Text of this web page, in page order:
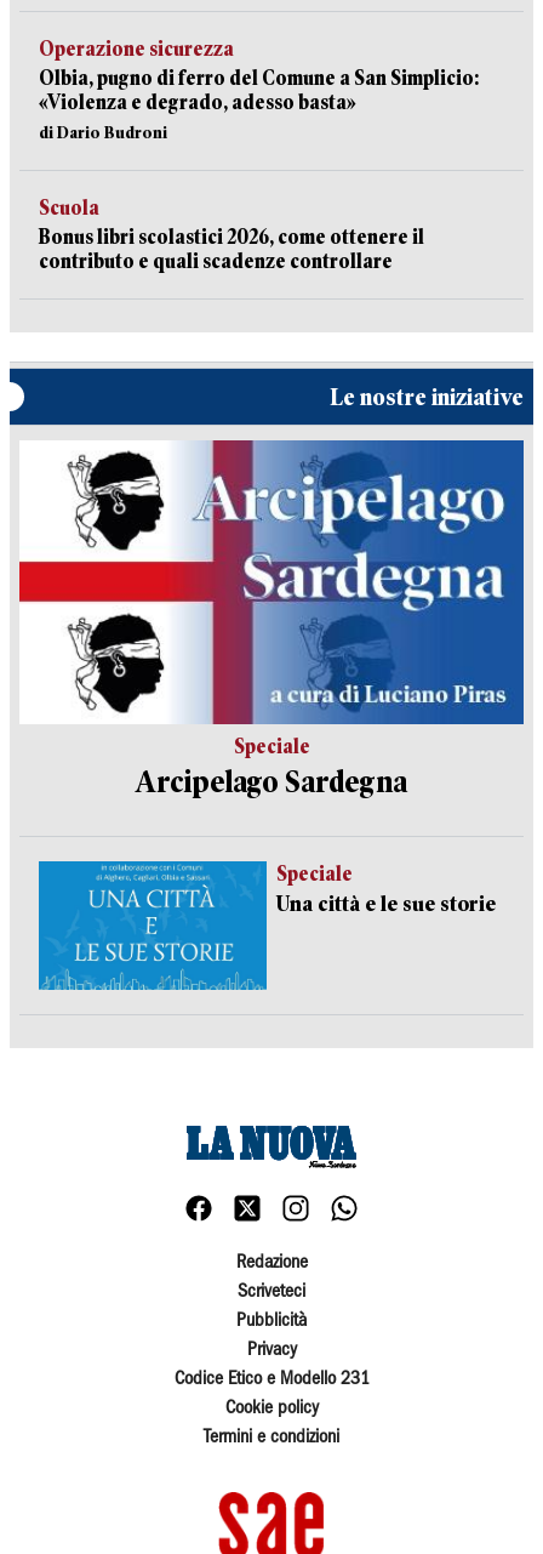
Operazione sicurezza
Olbia, pugno di ferro del Comune a San Simplicio:
«Violenza e degrado, adesso basta»
di Dario Budroni
Scuola
Bonus libri scolastici 2026, come ottenere il
contributo e quali scadenze controllare
Le nostre iniziative
Speciale
Arcipelago Sardegna
Speciale
Una città e le sue storie
Redazione
Scriveteci
Pubblicità
Privacy
Codice Etico e Modello 231
Cookie policy
Termini e condizioni